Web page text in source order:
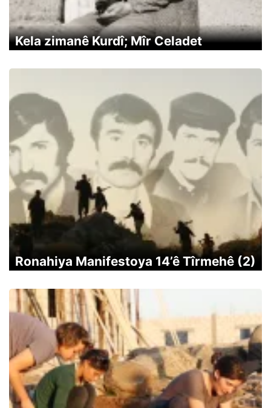
Kela zimanê Kurdî; Mîr Celadet
Ronahiya Manifestoya 14’ê Tîrmehê (2)